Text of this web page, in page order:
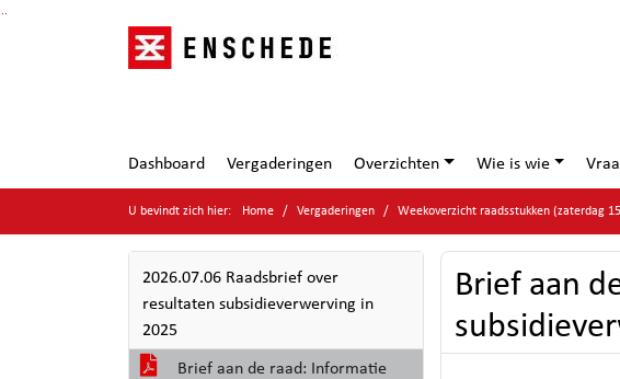
Ga naar de inhoud van deze pagina
Ga naar het zoeken
Ga naar het menu
Dashboard Vergaderingen Overzichten Wie is wie
U bevindt zich hier: Home Vergaderingen Weekoverzicht raadsstukken (zaterdag
2026.07.06 Raadsbrief over
resultaten subsidieverwerving in
2025
Brief aan de raad: Informatie
Brief aan